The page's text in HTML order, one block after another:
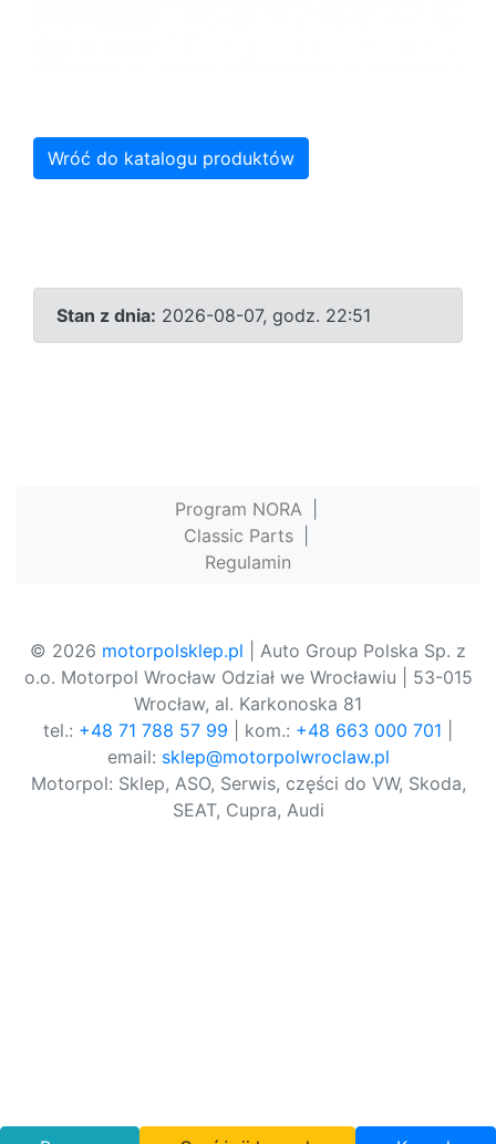
Wróć do katalogu produktów
Stan z dnia: 2026-08-07, godz. 22:51
Program NORA
Classic Parts
Regulamin
© 2026 motorpolsklep.pl | Auto Group Polska Sp. z
o.o. Motorpol Wrocław Odział we Wrocławiu | 53-015
Wrocław, al. Karkonoska 81
tel.: +48 71 788 57 99 | kom.: +48 663 000 701
email: sklep@motorpolwroclaw.pl
Motorpol: Sklep, ASO, Serwis, części do VW, Skoda,
SEAT, Cupra, Audi